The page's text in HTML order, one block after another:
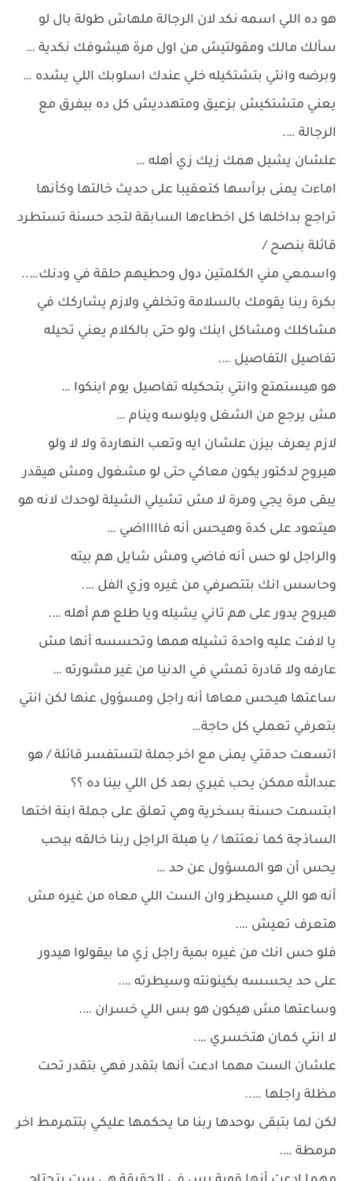
هو ده اللي اسمه نكد لان الرجالة ملهاش طولة بال لو
سألك مالك ومقولتيش من اول مرة هيشوفك نكدية …
وبرضه وانتي بتشتكيله خلي عندك اسلوبك اللي يشده …
يعني متشتكيش بزعيق ومتهدديش كل ده بيفرق مع
الرجالة ….
علشان يشيل همك زيك زي أهله …
اماءت يمنى برأسها كتعقيبا على حديث خالتها وكأنها
تراجع بداخلها كل اخطاءها السابقة لتجد حسنة تستطرد
قائلة بنصح /
واسمعي مني الكلمتين دول وحطيهم حلقة في ودنك…..
بكرة ربنا يقومك بالسلامة وتخلفي ولازم يشاركك في
مشاكلك ومشاكل ابنك ولو حتى بالكلام يعني تحيله
تفاصيل التفاصيل ….
هو هيستمتع وانتي بتحكيله تفاصيل يوم ابنكوا …
مش يرجع من الشغل ويلوسه وينام …
لازم يعرف بيزن علشان ايه وتعب النهاردة ولا لا ولو
هيروح لدكتور يكون معاكي حتى لو مشغول ومش هيقدر
يبقى مرة يجي ومرة لا مش تشيلي الشيلة لوحدك لانه هو
هيتعود على كدة وهيحس أنه فاااااضي …
والراجل لو حس أنه فاضي ومش شايل هم بيته
وحاسس انك بتتصرفي من غيره وزي الفل ….
هيروح يدور على هم تاني يشيله ويا طلع هم أهله ….
يا لافت عليه واحدة تشيله همها وتحسسه أنها مش
عارفه ولا قادرة تمشي في الدنيا من غير مشورته …
ساعتها هيحس معاها أنه راجل ومسؤول عنها لكن انتي
بتعرفي تعملي كل حاجة…
اتسعت حدقتي يمنى مع اخر جملة لتستفسر قائلة / هو
عبدالله ممكن يحب غيري بعد كل اللي بينا ده ؟؟
ابتسمت حسنة بسخرية وهي تعلق على جملة ابنة اختها
الساذچة كما نعتتها / يا هبلة الراجل ربنا خالقه بيحب
يحس أن هو المسؤول عن حد …
أنه هو اللي مسيطر وان الست اللي معاه من غيره مش
هتعرف تعيش ….
فلو حس انك من غيره بمية راجل زي ما بيقولوا هيدور
على حد يحسسه بكينونته وسيطرته ….
وساعتها مش هيكون هو بس اللي خسران ….
لا انتي كمان هتخسري ….
علشان الست مهما ادعت أنها بتقدر فهي بتقدر تحت
مظلة راجلها …..
لكن لما بتبقى ىوحدها ربنا ما يحكمها عليكي بتتمرمط اخر
مرمطة ….